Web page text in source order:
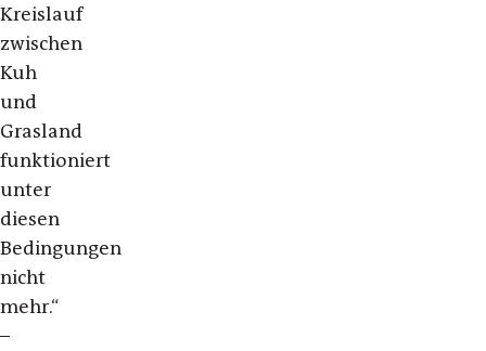
Kreislauf
zwischen
Kuh
und
Grasland
funktioniert
unter
diesen
Bedingungen
nicht
mehr.“
–